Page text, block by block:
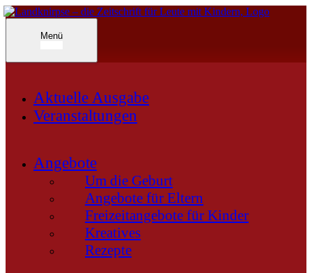
Inhalte
überspringen
Menü
Aktuelle Ausgabe
Veranstaltungen
Angebote
Um die Geburt
Angebote für Eltern
Freizeitangebote für Kinder
Kreatives
Rezepte